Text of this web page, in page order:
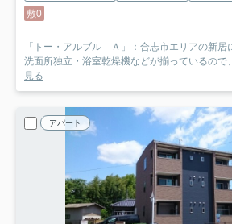
敷0
「トー・アルブル Ａ」：合志市エリアの新居
洗面所独立・浴室乾燥機などが揃っているので
見る
アパート